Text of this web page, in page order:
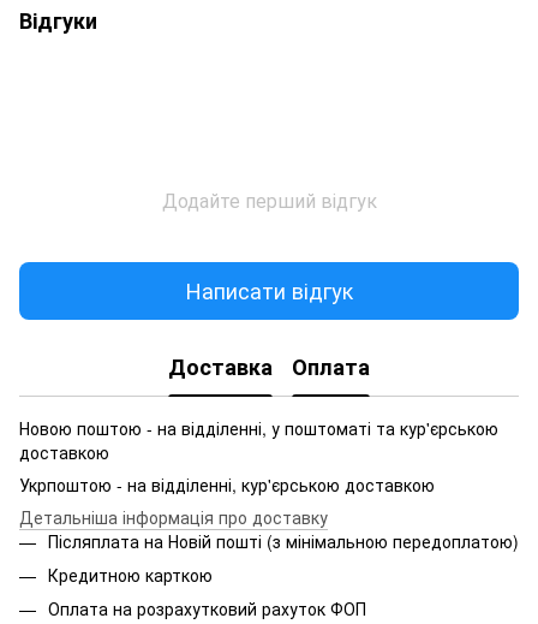
Відгуки
Додайте перший відгук
Написати відгук
Доставка Оплата
Новою поштою - на відділенні, у поштоматі та кур'єрською
доставкою
Укрпоштою - на відділенні, кур'єрською доставкою
Детальніша інформація про доставку
Післяплата на Новій пошті (з мінімальною передоплатою)
Кредитною карткою
Оплата на розрахутковий рахуток ФОП